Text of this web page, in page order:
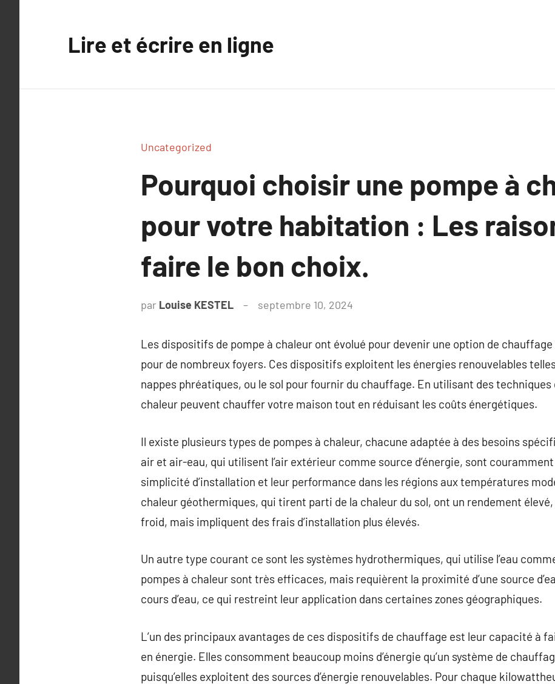
Lire et écrire en ligne
Uncategorized
Pourquoi choisir une pompe à
pour votre habitation : Les
faire le bon choix.
par Louise KESTEL septembre 10, 2024
Les dispositifs de pompe à chaleur ont évolué pour devenir une option de
pour de nombreux foyers. Ces dispositifs exploitent les énergies renouvelables
nappes phréatiques, ou le sol pour fournir du chauffage. En utilisant des techniques
chaleur peuvent chauffer votre maison tout en réduisant les coûts énergétiques.
Il existe plusieurs types de pompes à chaleur, chacune adaptée à des besoins
air et air-eau, qui utilisent l’air extérieur comme source d’énergie, sont
simplicité d’installation et leur performance dans les régions aux températures
chaleur géothermiques, qui tirent parti de la chaleur du sol, ont un rendement
froid, mais impliquent des frais d’installation plus élevés.
Un autre type courant ce sont les systèmes hydrothermiques, qui utilise l’eau
pompes à chaleur sont très efficaces, mais requièrent la proximité d’une source
cours d’eau, ce qui restreint leur application dans certaines zones géographiques.
L’un des principaux avantages de ces dispositifs de chauffage est leur capacité à
en énergie. Elles consomment beaucoup moins d’énergie qu’un système de
puisqu’elles exploitent des sources d’énergie renouvelables. Pour chaque